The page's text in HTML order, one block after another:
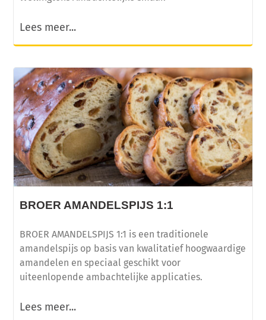
Lees meer...
BROER AMANDELSPIJS 1:1
BROER AMANDELSPIJS 1:1 is een traditionele
amandelspijs op basis van kwalitatief hoogwaardige
amandelen en speciaal geschikt voor
uiteenlopende ambachtelijke applicaties.
Lees meer...